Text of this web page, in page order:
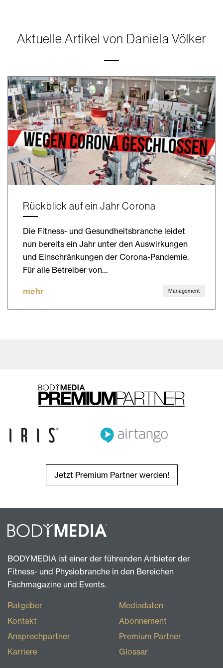
Aktuelle Artikel von Daniela Völker
Rückblick auf ein Jahr Corona
Die Fitness- und Gesundheitsbranche leidet
nun bereits ein Jahr unter den Auswirkungen
und Einschränkungen der Corona-Pandemie.
Für alle Betreiber von…
mehr Management
Jetzt Premium Partner werden!
BODYMEDIA ist einer der führenden Anbieter der
Fitness- und Physiobranche in den Bereichen
Fachmagazine und Events.
Ratgeber
Kontakt
Ansprechpartner
Karriere
Mediadaten
Abonnement
Premium Partner
Glossar